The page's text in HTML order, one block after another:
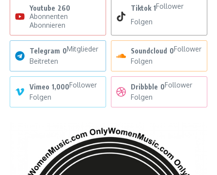
Youtube 260
Abonnenten
Abonnieren
Tiktok 1Follower
Folgen
Telegram 0Mitglieder
Beitreten
Soundcloud 0Follower
Folgen
Vimeo 1,000Follower
Folgen
Dribbble 0Follower
Folgen